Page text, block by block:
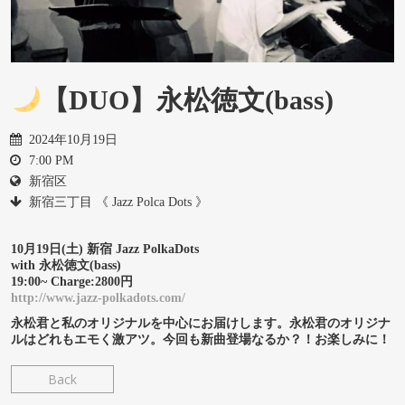
【DUO】永松徳文(bass)
2024年10月19日
7:00 PM
新宿区
新宿三丁目 《 Jazz Polca Dots 》
10月19日(土) 新宿 Jazz PolkaDots
with 永松徳文(bass)
19:00~ Charge:2800円
http://www.jazz-polkadots.com/
永松君と私のオリジナルを中心にお届けします。永松君のオリジナ
ルはどれもエモく激アツ。今回も新曲登場なるか？！お楽しみに！
Back